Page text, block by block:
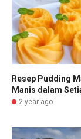
Resep Pudding
Manis dalam
2 year ago